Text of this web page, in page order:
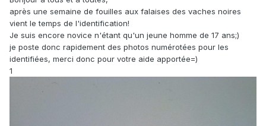
après une semaine de fouilles aux falaises des vaches noires
vient le temps de l'identification!
Je suis encore novice n'étant qu'un jeune homme de 17 ans;)
je poste donc rapidement des photos numérotées pour les
identifiées, merci donc pour votre aide apportée=)
1